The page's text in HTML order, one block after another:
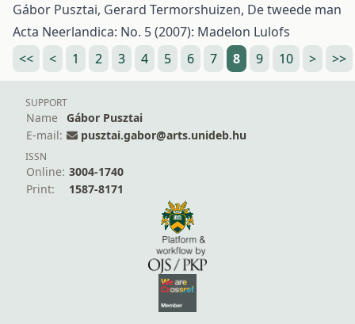
Gábor Pusztai, Gerard Termorshuizen, De tweede man
Acta Neerlandica: No. 5 (2007): Madelon Lulofs
<<
< 1 2 3 4 5 6 7 8 9 10 > >>
SUPPORT
Name
Gábor Pusztai
E-mail:
pusztai.gabor@arts.unideb.hu
ISSN
Online: 3004-1740
Print:
1587-8171